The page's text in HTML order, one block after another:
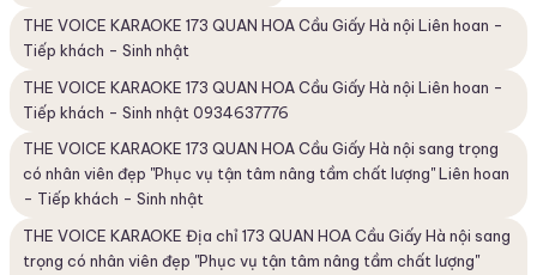
THE VOICE KARAOKE 173 QUAN HOA Cầu Giấy Hà nội Liên hoan -
Tiếp khách - Sinh nhật
THE VOICE KARAOKE 173 QUAN HOA Cầu Giấy Hà nội Liên hoan -
Tiếp khách - Sinh nhật 0934637776
THE VOICE KARAOKE 173 QUAN HOA Cầu Giấy Hà nội sang trọng
có nhân viên đẹp "Phục vụ tận tâm nâng tầm chất lượng" Liên hoan
- Tiếp khách - Sinh nhật
THE VOICE KARAOKE Địa chỉ 173 QUAN HOA Cầu Giấy Hà nội sang
trọng có nhân viên đẹp "Phục vụ tận tâm nâng tầm chất lượng"